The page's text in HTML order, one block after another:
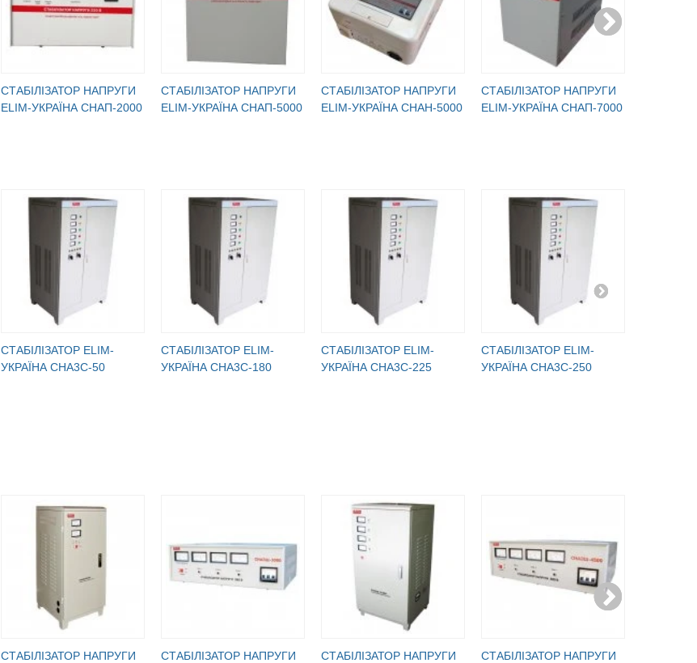
CТАБІЛІЗАТОР НАПРУГИ
ELIM-УКРАЇНА СНАП-2000
CТАБІЛІЗАТОР НАПРУГИ
ELIM-УКРАЇНА СНАП-5000
CТАБІЛІЗАТОР НАПРУГИ
ELIM-УКРАЇНА СНАН-5000
CТАБІЛІЗАТОР НАПРУГИ
ELIM-УКРАЇНА СНАП-7000
СТАБІЛІЗАТОР ELIM-
УКРАЇНА СНА3С-50
СТАБІЛІЗАТОР ELIM-
УКРАЇНА СНА3С-180
СТАБІЛІЗАТОР ELIM-
УКРАЇНА СНА3С-225
СТАБІЛІЗАТОР ELIM-
УКРАЇНА СНА3С-250
CТАБІЛІЗАТОР НАПРУГИ
CТАБІЛІЗАТОР НАПРУГИ
CТАБІЛІЗАТОР НАПРУГИ
CТАБІЛІЗАТОР НАПРУГИ